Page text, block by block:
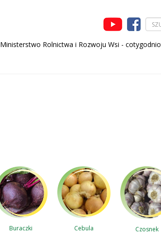
Ministerstwo Rolnictwa i Rozwoju Wsi -
Buraczki Cebula Czosnek